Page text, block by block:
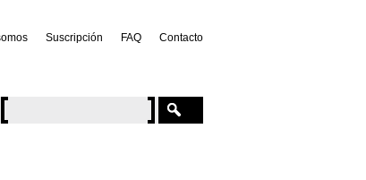
Suscripción FAQ Contacto